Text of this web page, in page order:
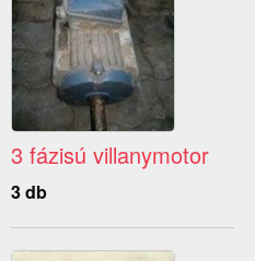
3 fázisú villanymotor
3 db